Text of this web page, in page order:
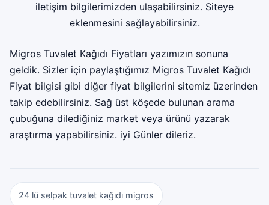
iletişim bilgilerimizden ulaşabilirsiniz. Siteye
eklenmesini sağlayabilirsiniz.
Migros Tuvalet Kağıdı Fiyatları yazımızın sonuna
geldik. Sizler için paylaştığımız Migros Tuvalet Kağıdı
Fiyat bilgisi gibi diğer fiyat bilgilerini sitemiz üzerinden
takip edebilirsiniz. Sağ üst köşede bulunan arama
çubuğuna dilediğiniz market veya ürünü yazarak
araştırma yapabilirsiniz. iyi Günler dileriz.
24 lü selpak tuvalet kağıdı migros